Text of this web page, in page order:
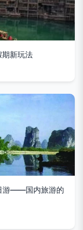
新玩法
游——国内旅游的